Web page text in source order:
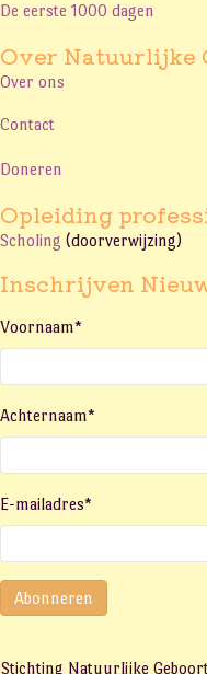
De eerste 1000 dagen
Over Natuurlijke
Over ons
Contact
Doneren
Opleiding
Scholing (doorverwijzing)
Inschrijven
Voornaam*
Achternaam*
E-mailadres*
Abonneren
Stichting Natuurlijke